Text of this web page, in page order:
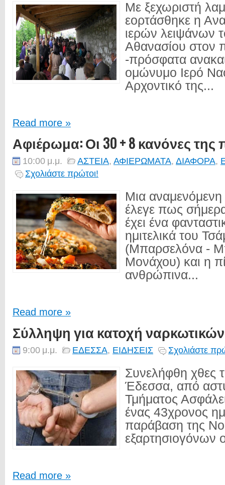
Με ξεχωριστή
εορτάσθηκε η
ιερών λειψάνων
Αθανασίου στον
-πρόσφατα
ομώνυμο Ιερό
Αρχοντικό της...
Read more »
Αφιέρωμα: Οι 30 + 8 κανόνες της
10:00 μ.μ. ΑΣΤΕΙΑ, ΑΦΙΕΡΩΜΑΤΑ, ΔΙΑΦΟΡΑ,
Σχολιάστε πρώτοι!
Μια
έλεγε πως σήμερα
έχει ένα
ημιτελικά του
(Μπαρσελόνα -
Μονάχου) και η
ανθρώπινα...
Read more »
Σύλληψη για κατοχή
9:00 μ.μ. ΕΔΕΣΣΑ, ΕΙΔΗΣΕΙΣ Σχολιάστε
Συνελήφθη χθες
Έδεσσα, από
Τμήματος
ένας 43χρονος
παράβαση της
εξαρτησιογόνων
Read more »